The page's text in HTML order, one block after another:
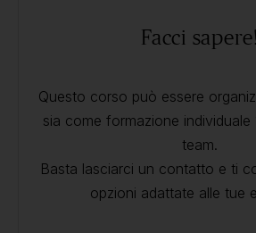
Facci sapere!
Questo corso può essere
sia come formazione individuale
team.
Basta lasciarci un contatto e ti
opzioni adattate alle tue